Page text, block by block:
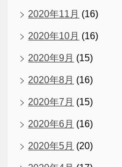
2020年11月 (16)
2020年10月 (16)
2020年9月 (15)
2020年8月 (16)
2020年7月 (15)
2020年6月 (16)
2020年5月 (20)